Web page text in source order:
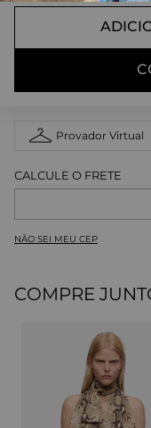
Provador Virtual
NÃO SEI MEU CEP
COMPRE